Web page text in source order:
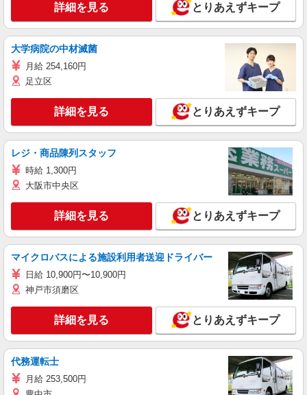
詳細を見る とりあえずキープ
大学病院の中材滅菌
月給 254,160円
足立区
詳細を見る とりあえずキープ
レジ・商品陳列スタッフ
時給 1,300円
大阪市中央区
詳細を見る とりあえずキープ
マイクロバスによる施設利用者送迎ドライバー
日給 10,900円〜10,900円
神戸市須磨区
詳細を見る とりあえずキープ
代務運転士
月給 253,500円